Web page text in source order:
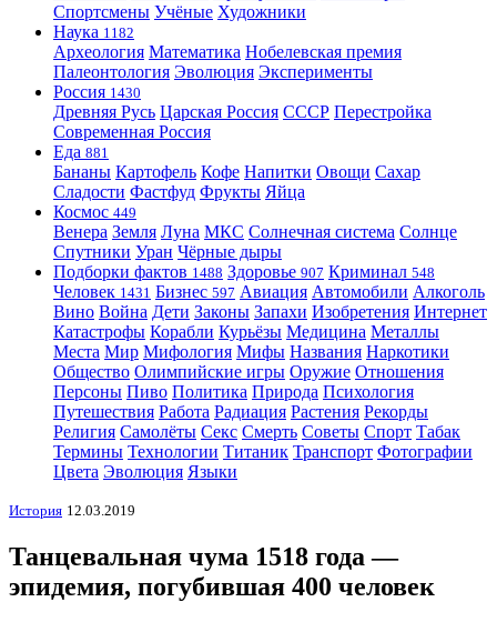
Спортсмены Учёные Художники
Наука 1182
Археология Математика Нобелевская премия
Палеонтология Эволюция Эксперименты
Россия 1430
Древняя Русь Царская Россия СССР Перестройка
Современная Россия
Еда 881
Бананы Картофель Кофе Напитки Овощи Сахар
Сладости Фастфуд Фрукты Яйца
Космос 449
Венера Земля Луна МКС Солнечная система Солнце
Спутники Уран Чёрные дыры
Подборки фактов 1488 Здоровье 907 Криминал 548
Человек 1431 Бизнес 597 Авиация Автомобили Алкоголь
Вино Война Дети Законы Запахи Изобретения Интернет
Катастрофы Корабли Курьёзы Медицина Металлы
Места Мир Мифология Мифы Названия Наркотики
Общество Олимпийские игры Оружие Отношения
Персоны Пиво Политика Природа Психология
Путешествия Работа Радиация Растения Рекорды
Религия Самолёты Секс Смерть Советы Спорт Табак
Термины Технологии Титаник Транспорт Фотографии
Цвета Эволюция Языки
История 12.03.2019
Танцевальная чума 1518 года —
эпидемия, погубившая 400 человек